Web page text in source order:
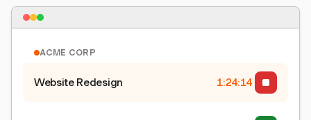
ACME CORP
Website Redesign 1:24:15